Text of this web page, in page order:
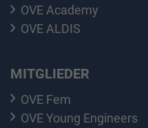
OVE Academy
OVE ALDIS
MITGLIEDER
OVE Fem
OVE Young Engineers